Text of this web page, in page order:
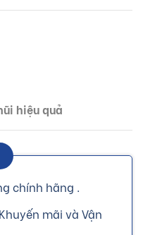
hiệu quả
chính hãng .
mãi và Vận